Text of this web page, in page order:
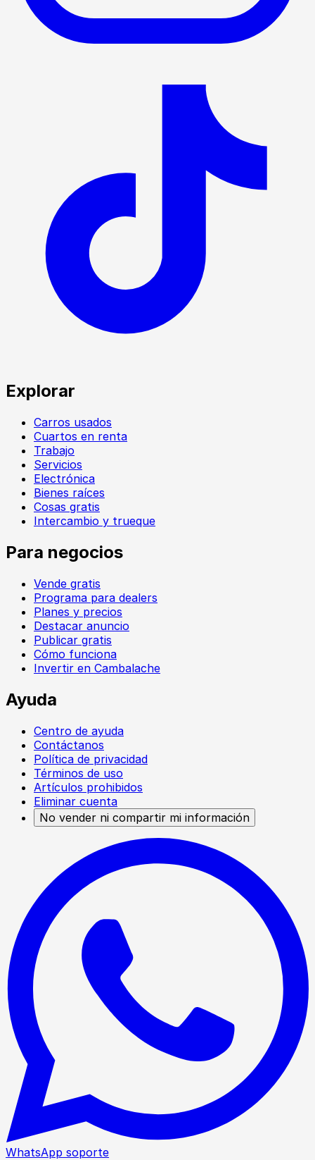
Explorar
Carros usados
Cuartos en renta
Trabajo
Servicios
Electrónica
Bienes raíces
Cosas gratis
Intercambio y trueque
Para negocios
Vende gratis
Programa para dealers
Planes y precios
Destacar anuncio
Publicar gratis
Cómo funciona
Invertir en Cambalache
Ayuda
Centro de ayuda
Contáctanos
Política de privacidad
Términos de uso
Artículos prohibidos
Eliminar cuenta
No vender ni compartir mi información
WhatsApp soporte